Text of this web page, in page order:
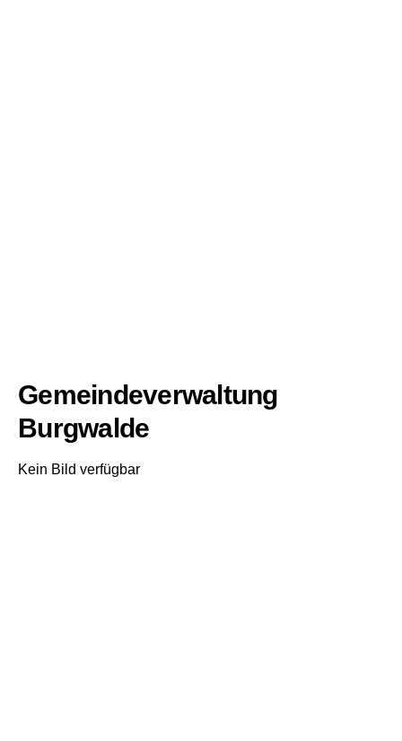
Gemeindeverwaltung
Burgwalde
Kein Bild verfügbar